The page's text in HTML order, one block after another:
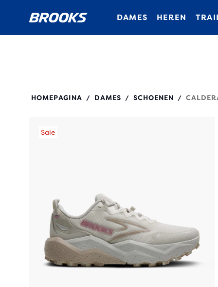
DAMES HEREN
HOMEPAGINA / DAMES / SCHOENEN /
Sale